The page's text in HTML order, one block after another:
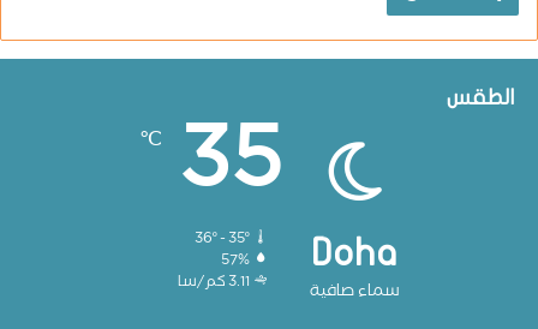
الطقس
Doha
سماء صافية
35
℃
36º - 35º
57%
3.11 كم/سا